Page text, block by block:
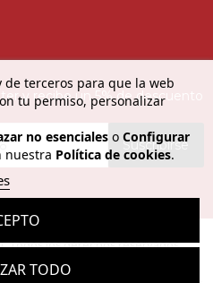
de terceros para que la web
tu permiso, personalizar
no esenciales o Configurar
nuestra Política de cookies.
TODO
y recibe un 5% de descuento
Suscribirse
Todos los derechos reservados